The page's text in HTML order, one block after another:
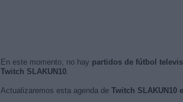
En este momento, no hay partidos de fútbol
Twitch SLAKUN10.
Actualizaremos esta agenda de Twitch SLAKUN10